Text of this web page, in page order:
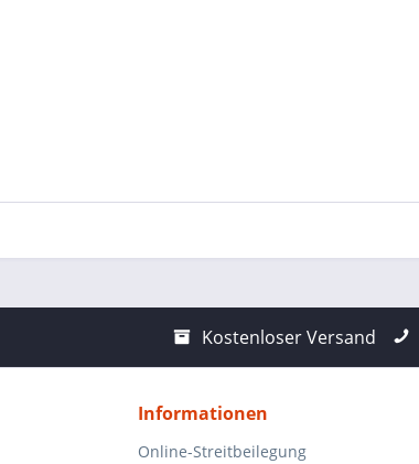
Kostenloser Versand
Informationen
Online-Streitbeilegung